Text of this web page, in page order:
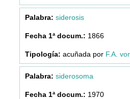
siderosis
1866
acuñada por F.A.
siderosoma
1970